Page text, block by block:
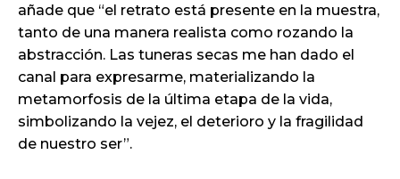
añade que “el retrato está presente en la muestra,
tanto de una manera realista como rozando la
abstracción. Las tuneras secas me han dado el
canal para expresarme, materializando la
metamorfosis de la última etapa de la vida,
simbolizando la vejez, el deterioro y la fragilidad
de nuestro ser”.